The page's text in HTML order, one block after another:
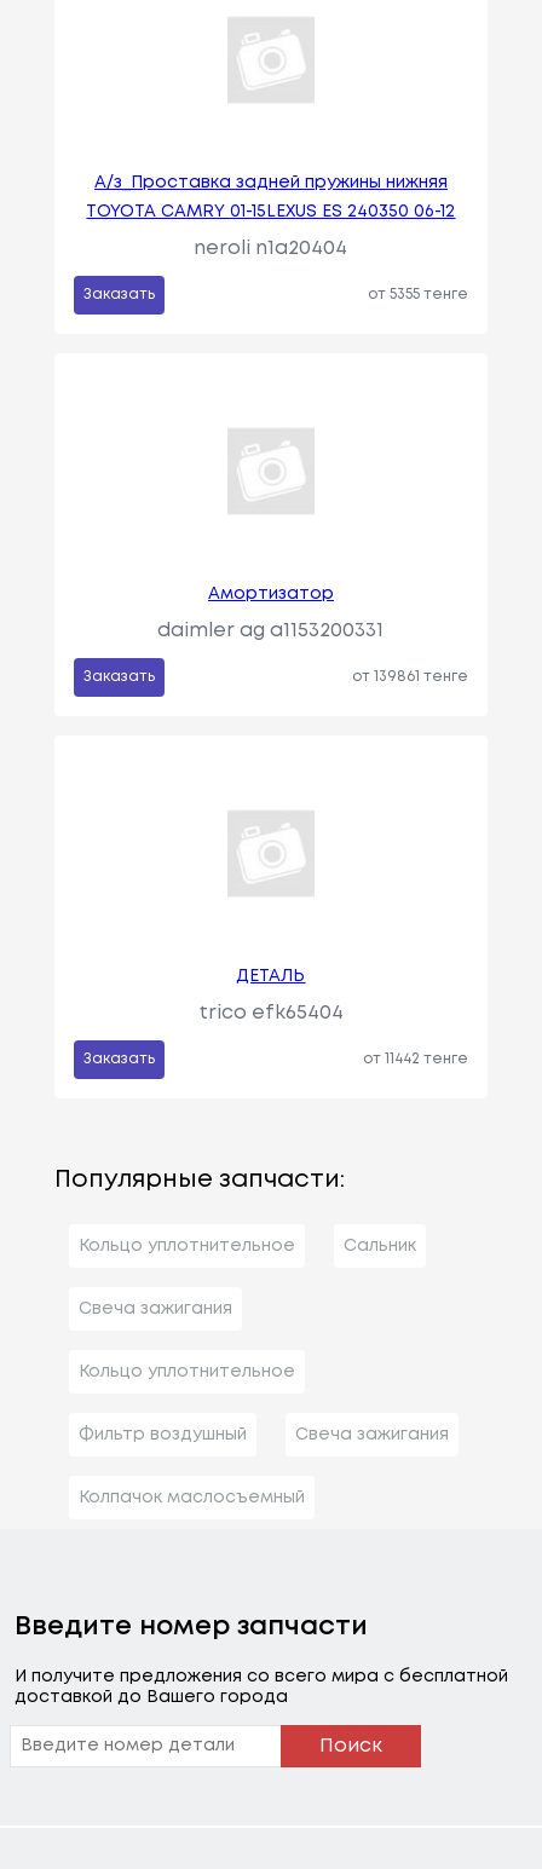
А/з_Проставка задней пружины нижняя
TOYOTA CAMRY 01-15LEXUS ES 240350 06-12
neroli n1a20404
Заказать от 5355 тенге
Амортизатор
daimler ag a1153200331
Заказать от 139861 тенге
ДЕТАЛЬ
trico efk65404
Заказать от 11442 тенге
Популярные запчасти:
Кольцо уплотнительное Сальник
Свеча зажигания
Кольцо уплотнительное
Фильтр воздушный Свеча зажигания
Колпачок маслосъемный
Введите номер запчасти
И получите предложения со всего мира с бесплатной
доставкой до Вашего города
Поиск